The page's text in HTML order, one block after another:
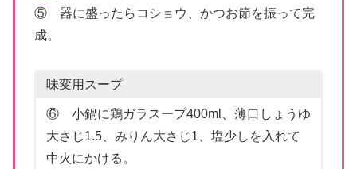
⑤ 器に盛ったらコショウ、かつお節を振って完
成。
味変用スープ
⑥ 小鍋に鶏ガラスープ400ml、薄口しょうゆ
大さじ1.5、みりん大さじ1、塩少しを入れて
中火にかける。